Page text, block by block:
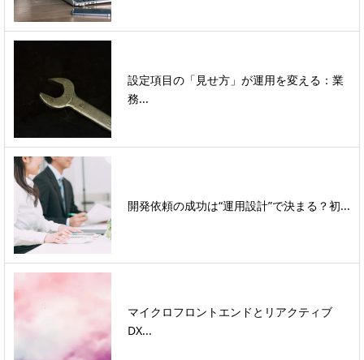
設定項目の「見せ方」が運用を変える：業
務...
開発依頼の成功は“運用設計”で決まる？初...
マイクロフロントエンドとリアクティブ
DX...